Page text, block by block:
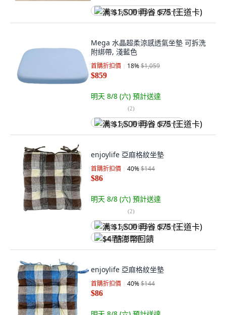
满 $1,500 再省 $75 (王道卡)
Mega 水晶超柔涼感透氣坐墊 可拆洗
附綁帶, 淺藍色
首購折扣價 18%$1,059
$859
明天 8/8 (六) 預計送達
(2)
满 $1,500 再省 $75 (王道卡)
enjoylife 亞麻格紋坐墊
首購折扣價 40%$144
$86
明天 8/8 (六) 預計送達
(2)
满 $1,500 再省 $75 (王道卡)
$4 酷澎幣回饋
enjoylife 亞麻格紋坐墊
首購折扣價 40%$144
$86